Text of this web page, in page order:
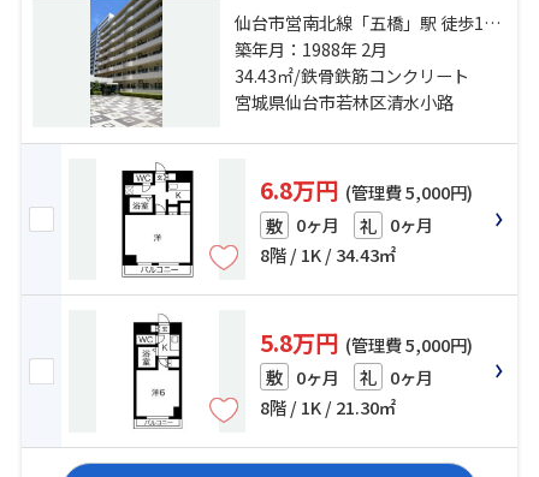
仙台市営南北線「五橋」駅 徒歩1分
仙石線「仙台」駅 徒歩12分 仙台市
営南北線「愛宕橋」駅 徒歩8分
築年月：1988年 2月
34.43㎡/鉄骨鉄筋コンクリート
宮城県仙台市若林区清水小路
6.8万円 (管理費 5,000円)
敷 0ヶ月 礼 0ヶ月
8階 / 1K / 34.43㎡
5.8万円 (管理費 5,000円)
敷 0ヶ月 礼 0ヶ月
8階 / 1K / 21.30㎡